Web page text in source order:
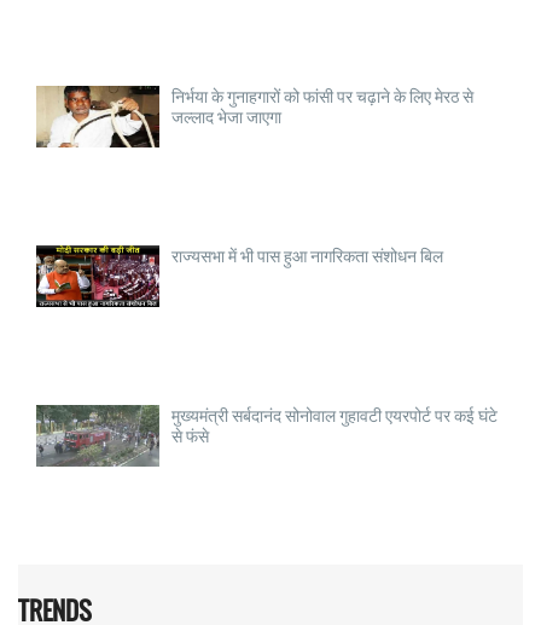
निर्भया के गुनाहगारों को फांसी पर चढ़ाने के लिए मेरठ से
जल्लाद भेजा जाएगा
राज्यसभा में भी पास हुआ नागरिकता संशोधन बिल
मुख्यमंत्री सर्बदानंद सोनोवाल गुहावटी एयरपोर्ट पर कई घंटे
से फंसे
TRENDS